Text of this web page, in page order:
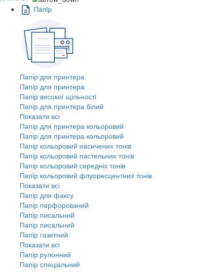
Пaпiр
Папір для принтера
Папір для принтера
Папір високої щільності
Папір для принтера білий
Показати всі
Папір для принтера кольоровий
Папір для принтера кольоровий
Папір кольоровий насичених тонів
Папір кольоровий пастельних тонів
Папір кольоровий середніх тонів
Папір кольоровий флуоресцентних тонів
Показати всі
Папір для факсу
Папір перфорований
Папір писальний
Папір писальний
Папір газетний
Показати всі
Папір рулонний
Папір спеціальний